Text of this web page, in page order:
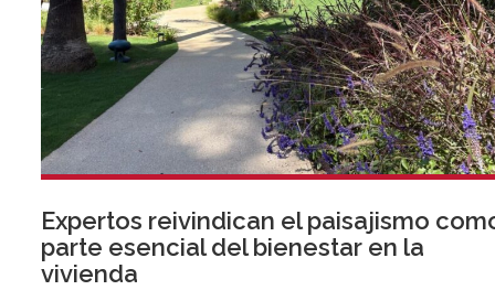
Expertos reivindican el paisajismo
parte esencial del bienestar en la
vivienda